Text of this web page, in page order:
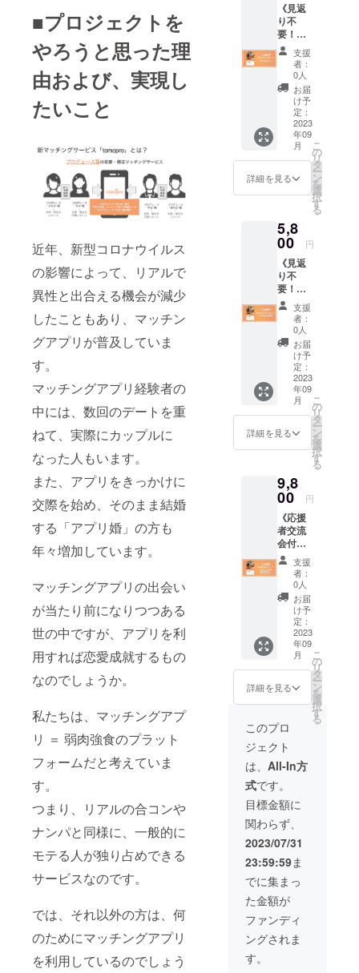
■プロジェクトを
やろうと思った理
由および、実現し
たいこと
近年、新型コロナウイルス
の影響によって、リアルで
異性と出合える機会が減少
したこともあり、マッチン
グアプリが普及していま
す。
マッチングアプリ経験者の
中には、数回のデートを重
ねて、実際にカップルに
なった人もいます。
また、アプリをきっかけに
交際を始め、そのまま結婚
する「アプリ婚」の方も
年々増加しています。
マッチングアプリの出会い
が当たり前になりつつある
世の中ですが、アプリを利
用すれば恋愛成就するもの
なのでしょうか。
私たちは、マッチングアプ
リ ＝ 弱肉強食のプラット
フォームだと考えていま
す。
つまり、リアルの合コンや
ナンパと同様に、一般的に
モテる人が独り占めできる
サービスなのです。
では、それ以外の方は、何
のためにマッチングアプリ
を利用しているのでしょう
《見返
り不
要！応
援コー
ス》 ・
感謝を
込めた
お礼の
メール
・リ
リース
時にお
知らせ
メール
支援
者：
0人
お届
け予
定：
2023
年09
月
詳細を見る
こ
の
リ
タ
ー
ン
を
選
択
す
る
5,8
00 円
《見返
り不
要！全
力応援
コー
ス》 ・
感謝を
込めた
お礼の
動画送
付 -
動画の
内容：
お礼 -
収録時
間：3分
提供方
法：視
聴用の
URLを
メール
で送信
- 本リ
ターン
の内容
を無断
で転
載・公
開する
ことは
禁止で
す。 ・
リリー
せメー
ル
支援
者：
0人
お届
け予
定：
2023
年09
月
詳細を見る
こ
の
リ
タ
ー
ン
を
選
択
す
る
9,8
00 円
《応援
者交流
会付き
コー
ス》 ・
本プロ
ジェク
トの応
援者や
創立者
で交流
いただ
ける場
にご招
待
（2023
年9月
頃） ・
感謝を
込めた
お礼の
メール
・リ
リース
時にお
知らせ
メール
支援
者：
0人
お届
け予
定：
2023
年09
月
詳細を見る
こ
の
リ
タ
ー
ン
を
選
択
す
る
このプロ
ジェクト
は、 All-In方
式です。
目標金額に
関わらず、
2023/07/31
23:59:59ま
でに集まっ
た金額が
ファンディ
ングされま
す。